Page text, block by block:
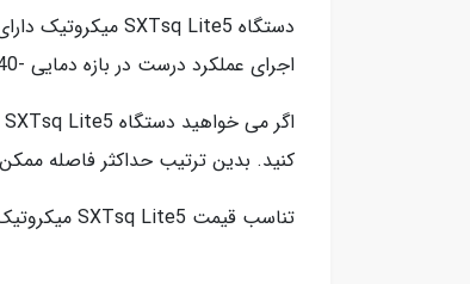
اجرای عملکرد درست در بازه دمایی -40 درجه سانتی گراد تا +70 درجه سانتی گراد را دارا است.
کنید. بدین ترتیب حداکثر فاصله
تناسب قیمت SXTsq Lite5 میکروتیک یکی از مهم ترین ویژگی های این دستگاه محسوب می شود که باعث محبوبیت آن در میان کاربران شده است.